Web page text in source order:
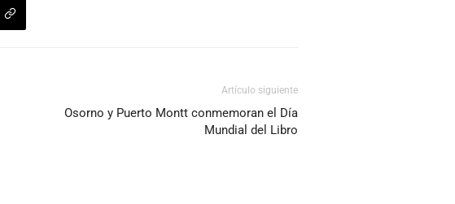
Artículo siguiente
Osorno y Puerto Montt conmemoran el Día
Mundial del Libro